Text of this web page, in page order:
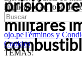
implicados en robo de
ojo.peTérminos y
Cookies
TEMAS:
prisión
militares